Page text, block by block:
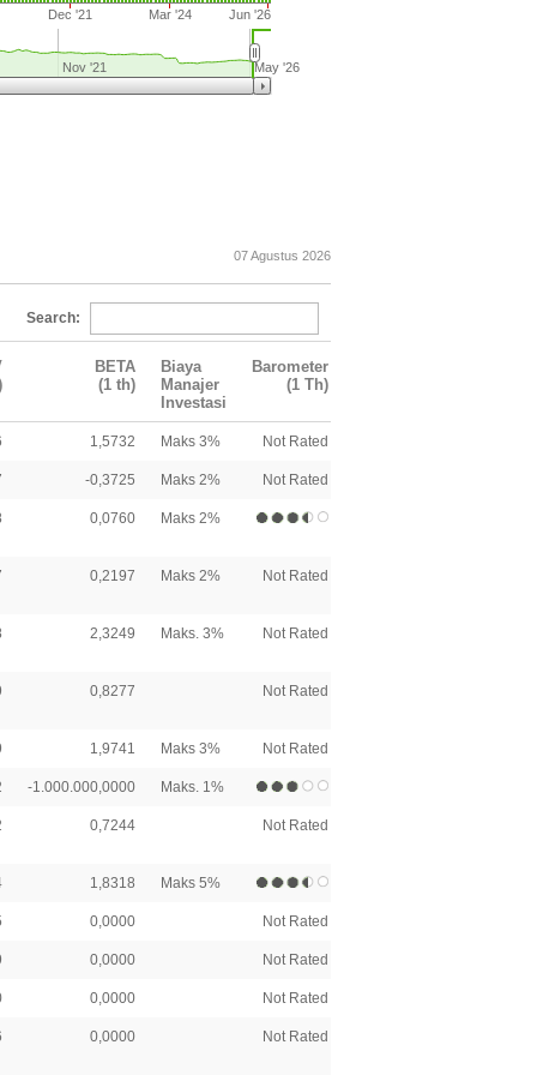
Jun '26
Dec '21 Mar '24
Nov '21 May '26
07 Agustus 2026
Search:
BETA
(1 th)
Biaya
Manajer
Investasi
Barometer
(1 Th)
1,5732 Maks 3% Not Rated
-0,3725 Maks 2% Not Rated
0,0760 Maks 2%
0,2197 Maks 2% Not Rated
2,3249 Maks. 3% Not Rated
0,8277 Not Rated
1,9741 Maks 3% Not Rated
-1.000.000,0000 Maks. 1%
0,7244 Not Rated
1,8318 Maks 5%
0,0000 Not Rated
0,0000 Not Rated
0,0000 Not Rated
0,0000 Not Rated